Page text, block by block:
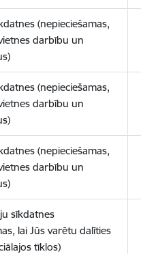
(nepieciešamas,
darbību un
(nepieciešamas,
darbību un
(nepieciešamas,
darbību un
sīkdatnes
lai Jūs varētu dalīties
tīklos)